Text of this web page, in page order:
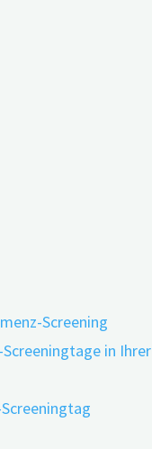
Screening
in Ihrer
Wert